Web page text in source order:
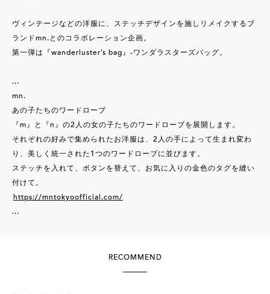
ヴィンテージなどの洋服に、ステッチデザインを施しリメイクするブ
ランドmn.とのコラボレーション企画。
第一弾は『wanderluster’s bag』-ワンダラスターズバッグ。
...
mn.
あの子たちのワードローブ
『m』と『n』の2人の女の子たちのワードローブを展開します。
それぞれの好みで集められたお洋服は、2人の手によって生まれ変わ
り、美しく統一された1つのワードローブに並びます。
ステッチを入れて、ボタンを替えて、お気に入りの金色のタグを縫い
付けて。
https://mntokyoofficial.com/
...
RECOMMEND